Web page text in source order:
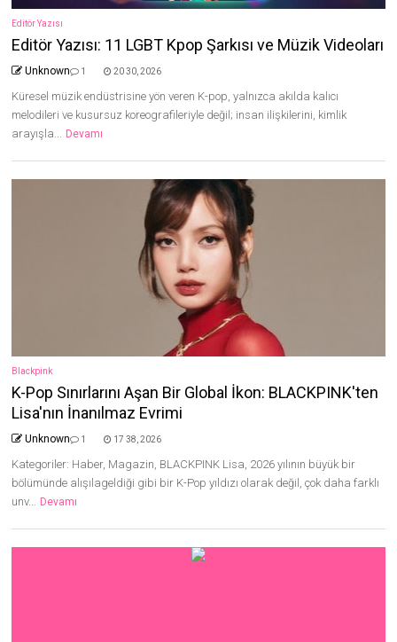
Editör Yazısı
Editör Yazısı: 11 LGBT Kpop Şarkısı ve Müzik Videoları
Unknown 1 20 30, 2026
Küresel müzik endüstrisine yön veren K-pop, yalnızca akılda kalıcı
melodileri ve kusursuz koreografileriyle değil; insan ilişkilerini, kimlik
arayışla... Devamı
Blackpink
K-Pop Sınırlarını Aşan Bir Global İkon: BLACKPINK'ten
Lisa'nın İnanılmaz Evrimi
Unknown 1 17 38, 2026
Kategoriler: Haber, Magazin, BLACKPINK Lisa, 2026 yılının büyük bir
bölümünde alışılageldiği gibi bir K-Pop yıldızı olarak değil, çok daha farklı
unv... Devamı